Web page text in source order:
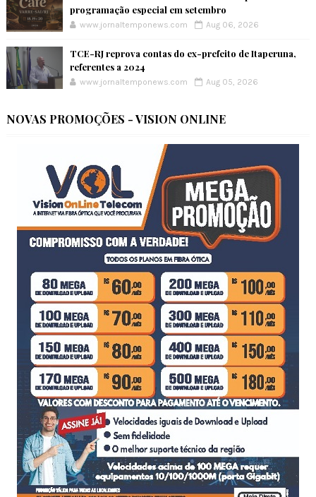
programação especial em setembro
www.jornaltemponews.com Aug 06, 2026
TCE-RJ reprova contas do ex-prefeito de Itaperuna,
referentes a 2024
www.jornaltemponews.com Aug 05, 2026
NOVAS PROMOÇÕES - VISION ONLINE